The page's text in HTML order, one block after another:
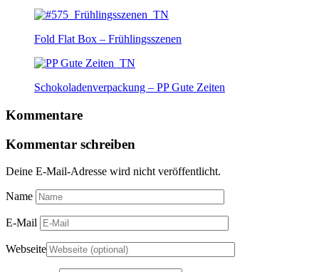
Fold Flat Box – Frühlingsszenen
Schokoladenverpackung – PP Gute Zeiten
Kommentare
Kommentar schreiben
Deine E-Mail-Adresse wird nicht veröffentlicht.
Name
E-Mail
Webseite